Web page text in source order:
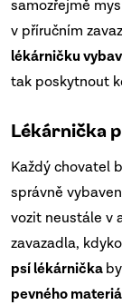
samozřejmě
v příručním
lékárničku
tak poskytnout
Lékárnička
Každý chovatel
správně
vozit neustále v
zavazadla,
psí lékárnička
pevného